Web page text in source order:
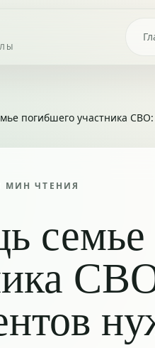
погибшего участника
МИН ЧТЕНИЯ
семье